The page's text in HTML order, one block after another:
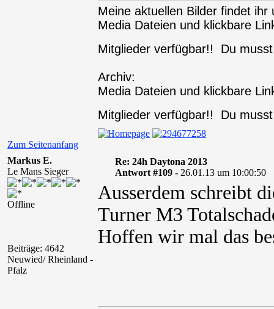
Zum Seitenanfang
Meine aktuellen Bilder findet ihr
Media Dateien und klickbare
Mitglieder verfügbar!! Du
Archiv:
Media Dateien und klickbare
Mitglieder verfügbar!! Du
Markus E.
Le Mans Sieger
Offline
Beiträge: 4642
Neuwied/ Rheinland -
Pfalz
Re: 24h Daytona 2013
Antwort #109 - 26.01.13 um 10:00:50
Ausserdem schreibt
Turner M3
Hoffen wir mal das